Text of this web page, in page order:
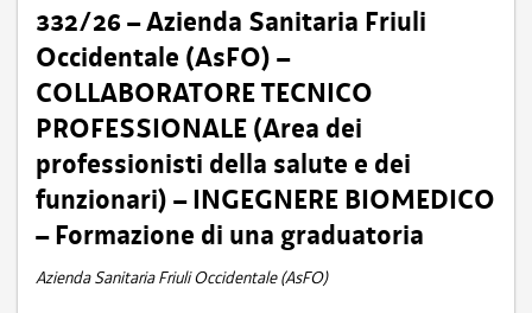
332/26 – Azienda Sanitaria Friuli
Occidentale (AsFO) –
COLLABORATORE TECNICO
PROFESSIONALE (Area dei
professionisti della salute e dei
funzionari) – INGEGNERE BIOMEDICO
– Formazione di una graduatoria
Azienda Sanitaria Friuli Occidentale (AsFO)